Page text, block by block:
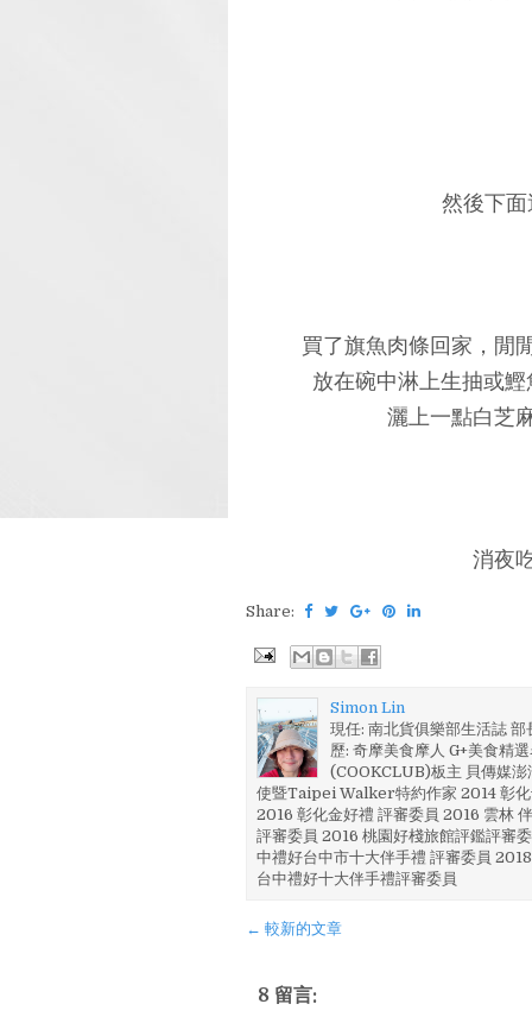
然後下
買了旗魚肉條回家，閒
放在碗中淋上生抽或
灑上一點白芝
消夜
Share:
Simon Lin
現任: 南北貨俱樂部生活誌
歷: 奇摩美食摩人 G+美食精
(COOKCLUB)板主 貝傳媒
使暨Taipei Walker特約作家 2014 彰化
2016 彰化金好禮 評審委員 2016 雲林
評審委員 2016 桃園好棧旅館評鑑評審
中禮好台中市十大伴手禮 評審委員
台中禮好十大伴手禮評審委員
← 較新的文章
8 留言: